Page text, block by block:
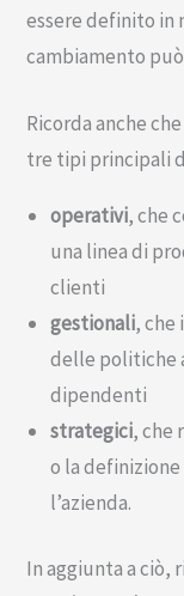
essere definito in
cambiamento
Ricorda anche
tre tipi principali
operativi, che
una linea di
clienti
gestionali, che
delle politiche
dipendenti
strategici, che
o la
l’azienda.
In aggiunta a ciò,